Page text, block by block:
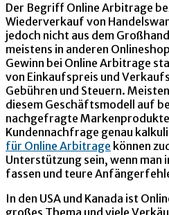
Der Begriff Online Arbitrage
Wiederverkauf von
jedoch nicht aus dem
meistens in anderen
Gewinn bei Online Arbitrage
von Einkaufspreis und
Gebühren und Steuern.
diesem Geschäftsmodell auf
nachgefragte
Kundennachfrage genau
für Online Arbitrage können
Unterstützung sein, wenn man
fassen und teure
In den USA und Kanada ist